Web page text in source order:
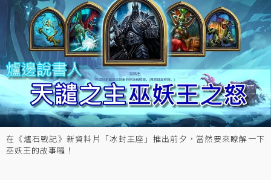
在《爐石戰記》新資料片「冰封王座」推出前夕，當然要來瞭解一下
巫妖王的故事囉！